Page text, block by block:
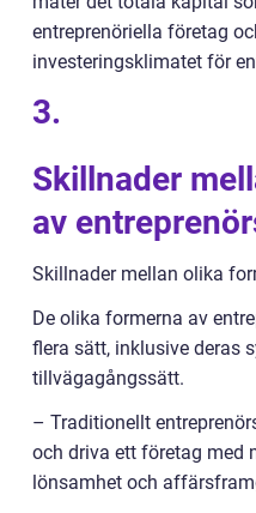
entreprenöriella företag
investeringsklimatet för
3.
Skillnader
av
Skillnader mellan olika
De olika formerna av
flera sätt, inklusive deras
tillvägagångssätt.
– Traditionellt
och driva ett företag med
lönsamhet och